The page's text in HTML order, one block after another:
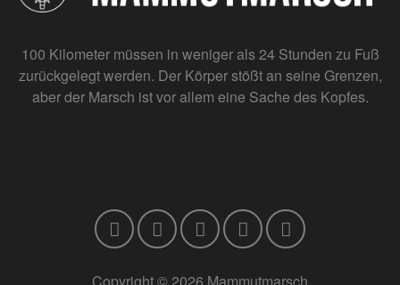
100 Kilometer müssen in weniger als 24 Stunden zu Fuß
zurückgelegt werden. Der Körper stößt an seine Grenzen,
aber der Marsch ist vor allem eine Sache des Kopfes.